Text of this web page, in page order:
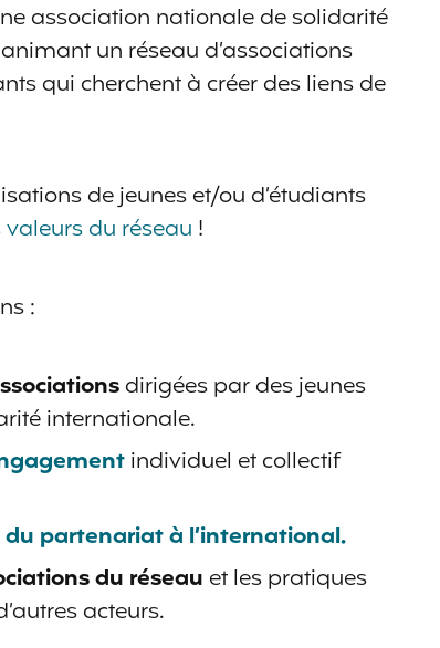
association nationale de solidarité
un réseau d’associations
qui cherchent à créer des liens de
de jeunes et/ou d’étudiants
du réseau !
:
dirigées par des jeunes
internationale.
individuel et collectif
partenariat à l’international.
du réseau et les pratiques
acteurs.